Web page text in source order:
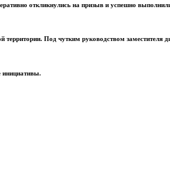
откликнулись на призыв и успешно
Под чутким руководством заместителя
инициативы.